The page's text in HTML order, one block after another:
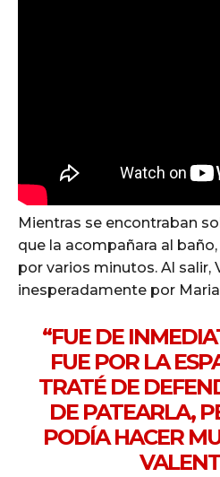
Mientras se encontraban
que la acompañara al
por varios minutos. Al salir,
inesperadamente por
“FUE DE
FUE POR LA
TRATÉ DE
DE PATEARLA,
PODÍA HACER